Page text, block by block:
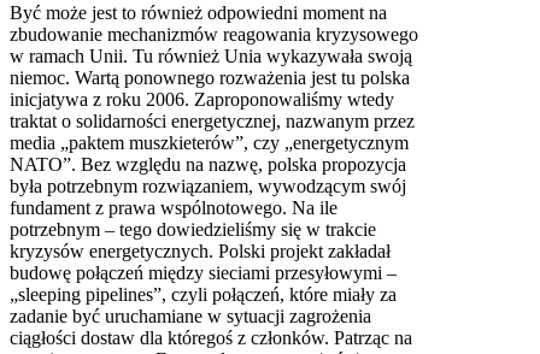
Być może jest to również odpowiedni moment na
zbudowanie mechanizmów reagowania kryzysowego
w ramach Unii. Tu również Unia wykazywała swoją
niemoc. Wartą ponownego rozważenia jest tu polska
inicjatywa z roku 2006. Zaproponowaliśmy wtedy
traktat o solidarności energetycznej, nazwanym przez
media „paktem muszkieterów”, czy „energetycznym
NATO”. Bez względu na nazwę, polska propozycja
była potrzebnym rozwiązaniem, wywodzącym swój
fundament z prawa wspólnotowego. Na ile
potrzebnym – tego dowiedzieliśmy się w trakcie
kryzysów energetycznych. Polski projekt zakładał
budowę połączeń między sieciami przesyłowymi –
„sleeping pipelines”, czyli połączeń, które miały za
zadanie być uruchamiane w sytuacji zagrożenia
ciągłości dostaw dla któregoś z członków. Patrząc na